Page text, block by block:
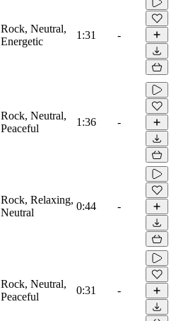
Rock, Neutral,
Energetic
1:31 -
Rock, Neutral,
Peaceful
1:36 -
Rock, Relaxing,
Neutral
0:44 -
Rock, Neutral,
Peaceful
0:31 -